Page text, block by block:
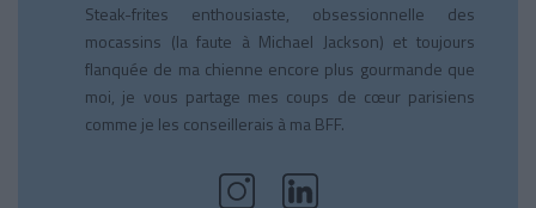
Steak-frites enthousiaste, obsessionnelle des
mocassins (la faute à Michael Jackson) et toujours
flanquée de ma chienne encore plus gourmande que
moi, je vous partage mes coups de cœur parisiens
comme je les conseillerais à ma BFF.